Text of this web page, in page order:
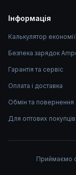
Інформація
Калькулятор економії
Безпека зарядок
Гарантія та сервіс
Оплата і доставка
Обмін та повернення
Для оптових покупців
Приймаємо